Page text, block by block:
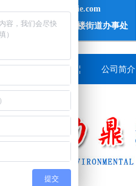
网址：www.lidingjixie.com
地址：山东青州市黄楼街道办事处
公司简介
提交